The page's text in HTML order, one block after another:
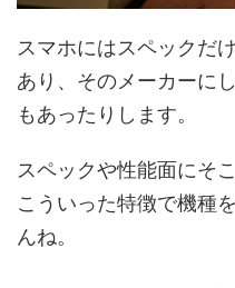
スマホにはスペックだ
あり、そのメーカーに
もあったりします。
スペックや性能面にそ
こういった特徴で機種
んね。